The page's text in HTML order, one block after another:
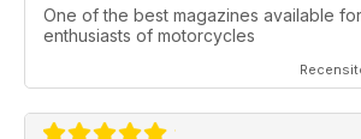
One of the best magazines available
enthusiasts of motorcycles